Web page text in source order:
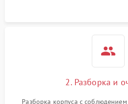
2. Разборка и
Разборка корпуса с